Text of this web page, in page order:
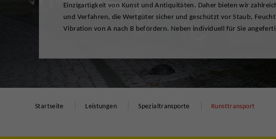
Einzigartigkeit von Kunst und Antiquitäten. Daher bieten wir
und Verfahren, die Wertgüter sicher und geschützt vor Staub,
Vibration von A nach B befördern. Neben individuell für Sie
Einfuhrbestimmungen ab. Wir beraten Sie jederzeit umfassend
Startseite Leistungen Spezialtransporte Kunsttransport